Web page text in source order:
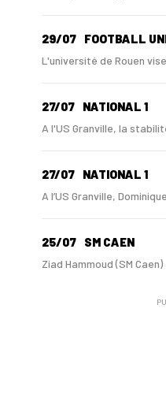
29/07 FOOTBALL
L'université de Rouen
27/07 NATIONAL 1
A l'US Granville, la
27/07 NATIONAL 1
A l’US Granville,
25/07 SM CAEN
Ziad Hammoud (SM
SM CAEN -